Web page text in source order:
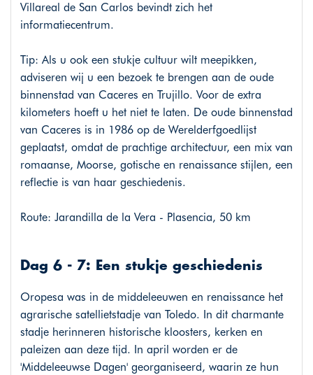
Villareal de San Carlos bevindt zich het
informatiecentrum.
Tip: Als u ook een stukje cultuur wilt meepikken,
adviseren wij u een bezoek te brengen aan de oude
binnenstad van Caceres en Trujillo. Voor de extra
kilometers hoeft u het niet te laten. De oude binnenstad
van Caceres is in 1986 op de Werelderfgoedlijst
geplaatst, omdat de prachtige architectuur, een mix van
romaanse, Moorse, gotische en renaissance stijlen, een
reflectie is van haar geschiedenis.
Route: Jarandilla de la Vera - Plasencia, 50 km
Dag 6 - 7: Een stukje geschiedenis
Oropesa was in de middeleeuwen en renaissance het
agrarische satellietstadje van Toledo. In dit charmante
stadje herinneren historische kloosters, kerken en
paleizen aan deze tijd. In april worden er de
'Middeleeuwse Dagen' georganiseerd, waarin ze hun